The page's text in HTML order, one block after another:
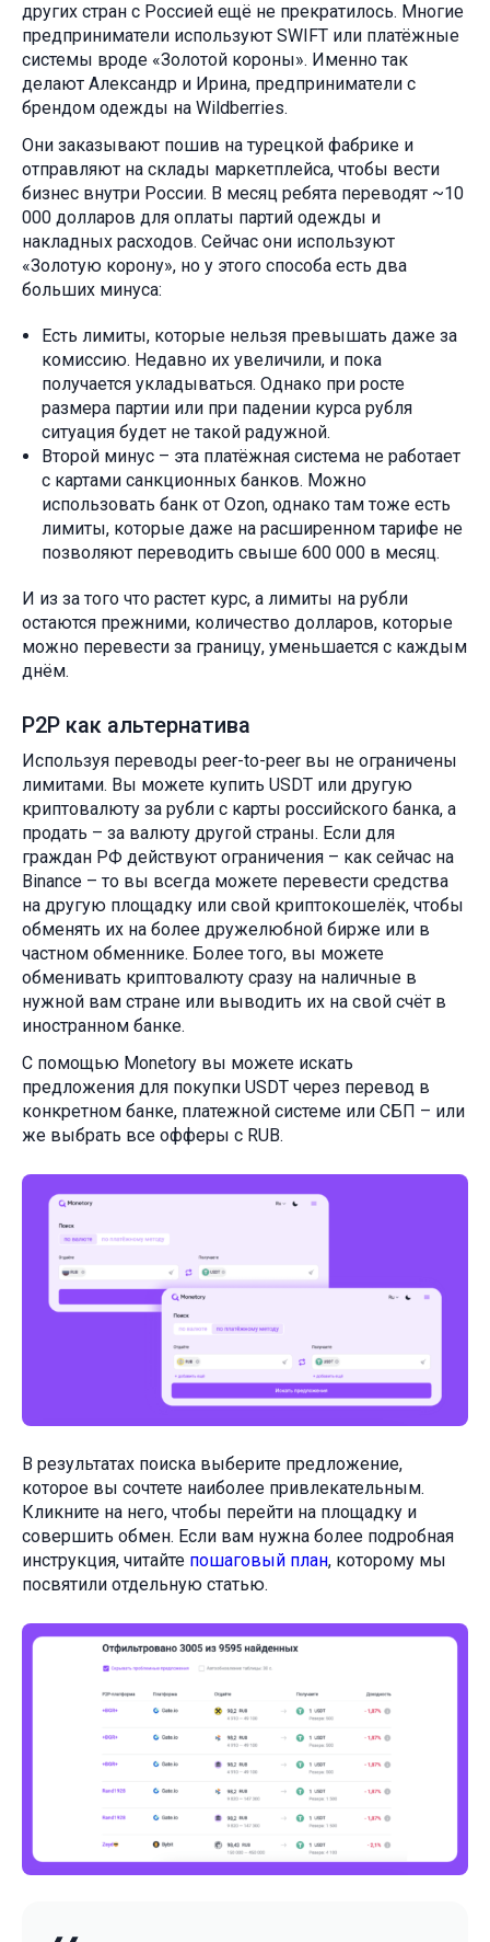
других стран с Россией ещё не прекратилось. Многие
предприниматели используют SWIFT или платёжные
системы вроде «Золотой короны». Именно так
делают Александр и Ирина, предприниматели с
брендом одежды на Wildberries.
Они заказывают пошив на турецкой фабрике и
отправляют на склады маркетплейса, чтобы вести
бизнес внутри России. В месяц ребята переводят ~10
000 долларов для оплаты партий одежды и
накладных расходов. Сейчас они используют
«Золотую корону», но у этого способа есть два
больших минуса:
Есть лимиты, которые нельзя превышать даже за
комиссию. Недавно их увеличили, и пока
получается укладываться. Однако при росте
размера партии или при падении курса рубля
ситуация будет не такой радужной.
Второй минус – эта платёжная система не работает
с картами санкционных банков. Можно
использовать банк от Ozon, однако там тоже есть
лимиты, которые даже на расширенном тарифе не
позволяют переводить свыше 600 000 в месяц.
И из за того что растет курс, а лимиты на рубли
остаются прежними, количество долларов, которые
можно перевести за границу, уменьшается с каждым
днём.
P2P как альтернатива
Используя переводы peer-to-peer вы не ограничены
лимитами. Вы можете купить USDT или другую
криптовалюту за рубли с карты российского банка, а
продать – за валюту другой страны. Если для
граждан РФ действуют ограничения – как сейчас на
Binance – то вы всегда можете перевести средства
на другую площадку или свой криптокошелёк, чтобы
обменять их на более дружелюбной бирже или в
частном обменнике. Более того, вы можете
обменивать криптовалюту сразу на наличные в
нужной вам стране или выводить их на свой счёт в
иностранном банке.
С помощью Monetory вы можете искать
предложения для покупки USDT через перевод в
конкретном банке, платежной системе или СБП – или
же выбрать все офферы с RUB.
В результатах поиска выберите предложение,
которое вы сочтете наиболее привлекательным.
Кликните на него, чтобы перейти на площадку и
совершить обмен. Если вам нужна более подробная
инструкция, читайте пошаговый план, которому мы
посвятили отдельную статью.